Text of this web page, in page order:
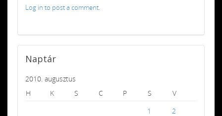
Log in to post a comment.
Naptár
2010. augusztus
H
K S C P S
V
1
2